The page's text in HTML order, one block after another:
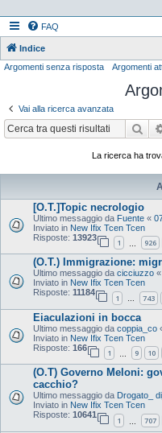
FAQ
Indice
Argomenti senza risposta Argomenti
Vai alla ricerca avanzata
La ricerca ha
[O.T.]Topic necrologio
Ultimo messaggio da Fuente «
Inviato in New Ifix Tcen Tcen
Risposte: 13923
1 926
(O.T.) Immigrazione:
Ultimo messaggio da cicciuzzo «
Inviato in New Ifix Tcen Tcen
Risposte: 11184
1 … 743
Eiaculazioni in bocca
Ultimo messaggio da coppia_co
Inviato in New Ifix Tcen Tcen
Risposte: 166
1 9 10
(O.T) Governo Meloni:
cacchio?
Ultimo messaggio da Drogato_
Inviato in New Ifix Tcen Tcen
Risposte: 10641
1 707